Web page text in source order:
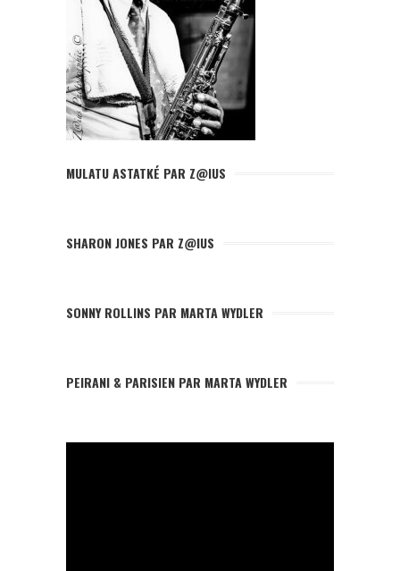
MULATU ASTATKÉ PAR Z@IUS
SHARON JONES PAR Z@IUS
SONNY ROLLINS PAR MARTA WYDLER
PEIRANI & PARISIEN PAR MARTA WYDLER